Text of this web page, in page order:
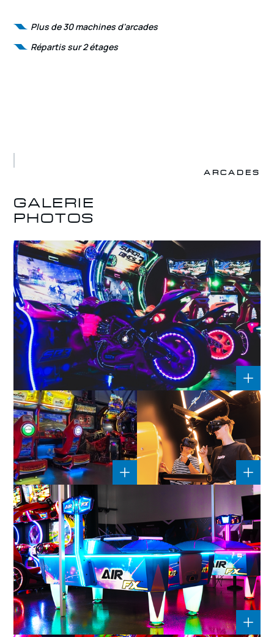
Plus de 30 machines d'arcades
Répartis sur 2 étages
ARCADES
GALERIE
PHOTOS
SUPER BIKE 3
ARCADE
09220